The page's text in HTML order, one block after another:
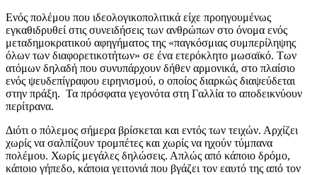
Ενός πολέμου που ιδεολογικοπολιτικά είχε προηγουμένως
εγκαθιδρυθεί στις συνειδήσεις των ανθρώπων στο όνομα ενός
μεταδημοκρατικού αφηγήματος της «παγκόσμιας συμπερίληψης
όλων των διαφορετικοτήτων» σε ένα ετερόκλητο μωσαϊκό. Των
ατόμων δηλαδή που συνυπάρχουν δήθεν αρμονικά, στο πλαίσιο
ενός ψευδεπίγραφου ειρηνισμού, ο οποίος διαρκώς διαψεύδεται
στην πράξη. Τα πρόσφατα γεγονότα στη Γαλλία το αποδεικνύουν
περίτρανα.
Διότι ο πόλεμος σήμερα βρίσκεται και εντός των τειχών. Αρχίζει
χωρίς να σαλπίζουν τρομπέτες και χωρίς να ηχούν τύμπανα
πολέμου. Χωρίς μεγάλες δηλώσεις. Απλώς από κάποιο δρόμο,
κάποιο γήπεδο, κάποια γειτονιά που βγάζει τον εαυτό της από τον